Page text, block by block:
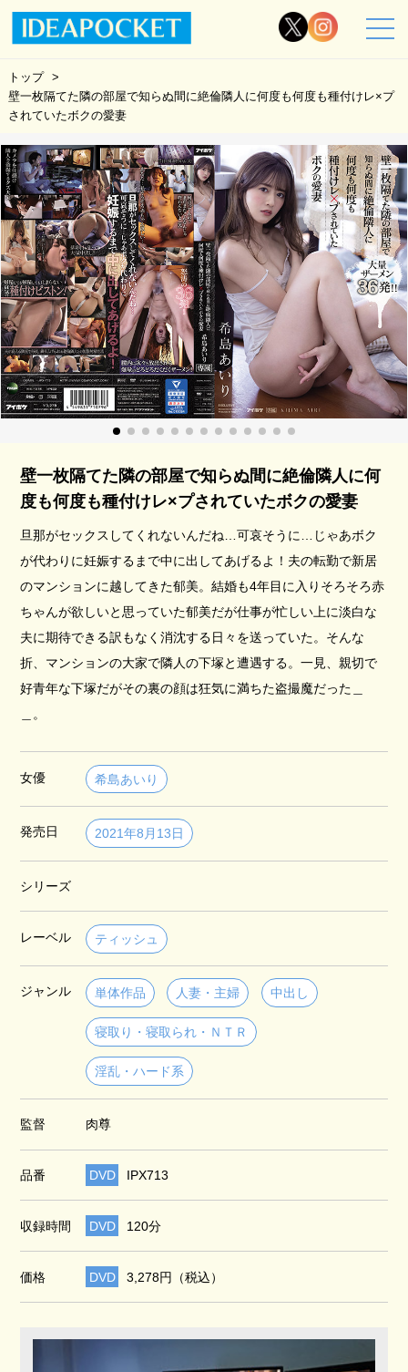
トップ
壁一枚隔てた隣の部屋で知らぬ間に絶倫隣人に何度も何度も種付けレ×プ
されていたボクの愛妻
壁一枚隔てた隣の部屋で知らぬ間に絶倫隣人に何
度も何度も種付けレ×プされていたボクの愛妻
旦那がセックスしてくれないんだね…可哀そうに…じゃあボク
が代わりに妊娠するまで中に出してあげるよ！夫の転勤で新居
のマンションに越してきた郁美。結婚も4年目に入りそろそろ赤
ちゃんが欲しいと思っていた郁美だが仕事が忙しい上に淡白な
夫に期待できる訳もなく消沈する日々を送っていた。そんな
折、マンションの大家で隣人の下塚と遭遇する。一見、親切で
好青年な下塚だがその裏の顔は狂気に満ちた盗撮魔だった＿
＿。
女優 希島あいり
発売日 2021年8月13日
シリーズ
レーベル ティッシュ
ジャンル 単体作品 人妻・主婦 中出し
寝取り・寝取られ・ＮＴＲ
淫乱・ハード系
監督 肉尊
品番 DVD IPX713
収録時間 DVD 120分
価格 DVD 3,278円（税込）